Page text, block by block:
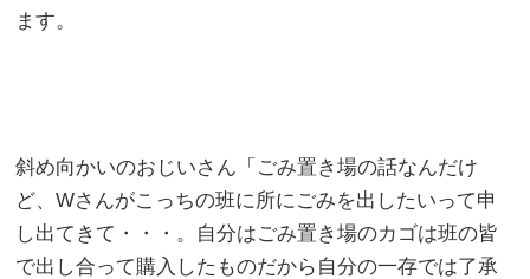
ます。
斜め向かいのおじいさん「ごみ置き場の話なんだけ
ど、Wさんがこっちの班に所にごみを出したいって申
し出てきて・・・。自分はごみ置き場のカゴは班の皆
で出し合って購入したものだから自分の一存では了承